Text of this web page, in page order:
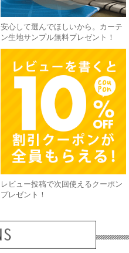
安心して選んでほしいから。カーテ
ン生地サンプル無料プレゼント！
レビュー投稿で次回使えるクーポン
プレゼント！